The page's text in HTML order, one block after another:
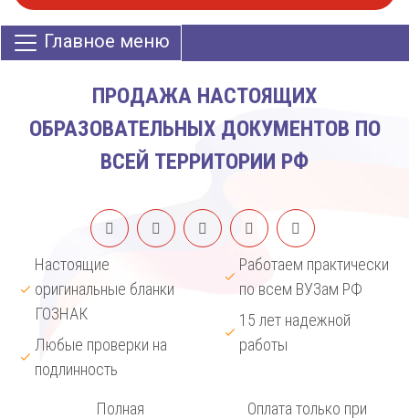
Главное меню
ПРОДАЖА НАСТОЯЩИХ
ОБРАЗОВАТЕЛЬНЫХ ДОКУМЕНТОВ ПО
ВСЕЙ ТЕРРИТОРИИ РФ
Настоящие
оригинальные бланки
ГОЗНАК
Любые проверки на
подлинность
Работаем практически
по всем ВУЗам РФ
15 лет надежной
работы
Полная
Оплата только при